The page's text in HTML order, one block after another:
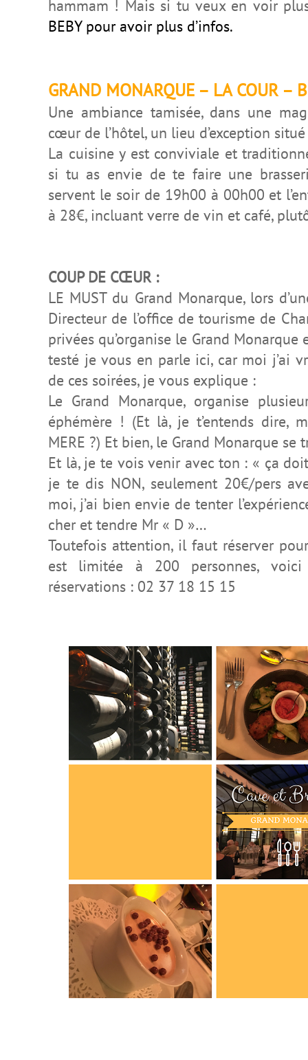
hammam ! Mais si tu veux en voir
BEBY pour avoir plus d’infos.
GRAND MONARQUE – LA COUR –
Une ambiance tamisée, dans une
cœur de l’hôtel, un lieu d’exception
La cuisine y est conviviale et
si tu as envie de te faire une
servent le soir de 19h00 à 00h00 et
à 28€, incluant verre de vin et café,
COUP DE CŒUR :
LE MUST du Grand Monarque, lors
Directeur de l’office de tourisme de
privées qu’organise le Grand
testé je vous en parle ici, car moi j’ai
de ces soirées, je vous explique :
Le Grand Monarque, organise
éphémère ! (Et là, je t’entends dire,
MERE ?) Et bien, le Grand Monarque
Et là, je te vois venir avec ton : « ça
je te dis NON, seulement 20€/pers
moi, j’ai bien envie de tenter
cher et tendre Mr « D »…
Toutefois attention, il faut réserver
est limitée à 200 personnes,
réservations : 02 37 18 15 15